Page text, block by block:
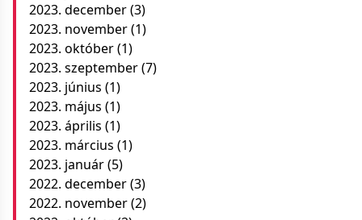
2023. december(3)
2023. november(1)
2023. október(1)
2023. szeptember(7)
2023. június (1)
2023. május (1)
2023. április (1)
2023. március (1)
2023. január(5)
2022. december(3)
2022. november(2)